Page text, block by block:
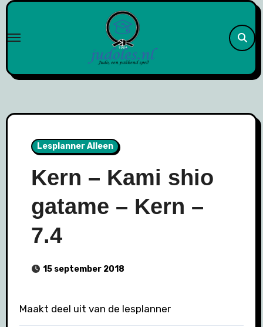
Naar
inhoud
Lesplanner Alleen
Kern – Kami shio
gatame – Kern –
7.4
15 september 2018
Maakt deel uit van de lesplanner